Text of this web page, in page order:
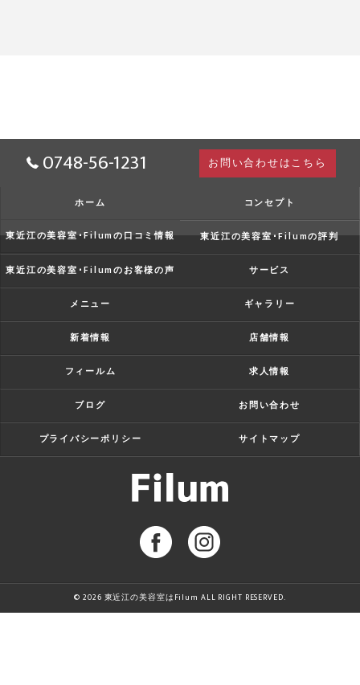
0748-56-1231 お問い合わせはこちら
ホーム コンセプト
東近江の美容室･Filumの口コミ情報 東近江の美容室･Filumの評判
東近江の美容室･Filumのお客様の声 サービス
メニュー ギャラリー
新着情報 店舗情報
フィールム 求人情報
ブログ お問い合わせ
プライバシーポリシー サイトマップ
© 2026 東近江の美容室はFilum ALL RIGHT RESERVED.